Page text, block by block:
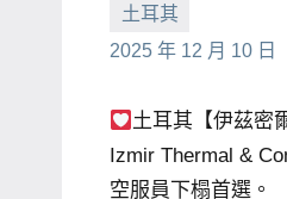
土耳其
2025 年 12 月 10 日
小
芳
No
comments
土耳其【伊茲密
Izmir Thermal &
空服員下榻首選。